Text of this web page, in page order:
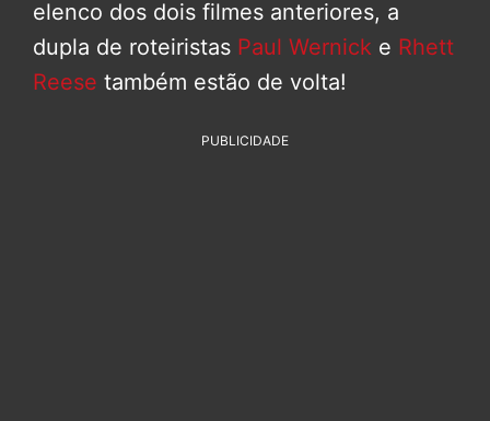
elenco dos dois filmes anteriores, a
dupla de roteiristas Paul Wernick e Rhett
Reese também estão de volta!
PUBLICIDADE